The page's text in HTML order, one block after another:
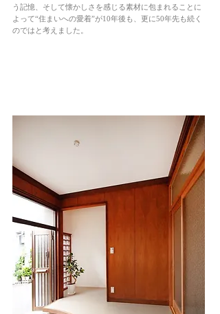
う記憶、そして懐かしさを感じる素材に包まれることに
よって“住まいへの愛着”が10年後も、更に50年先も続く
のではと考えました。